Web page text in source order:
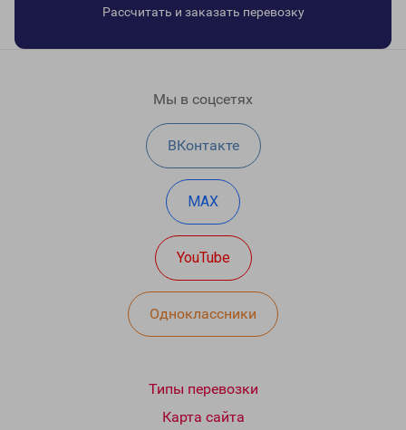
Рассчитать и заказать перевозку
Мы в соцсетях
ВКонтакте
MAX
YouTube
Одноклассники
Типы перевозки
Карта сайта